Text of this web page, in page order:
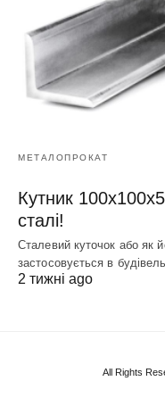
МЕТАЛОПРОКАТ
Кутник
сталі!
Сталевий куточок або як
застосовується в
2 тижні ago
All Rights